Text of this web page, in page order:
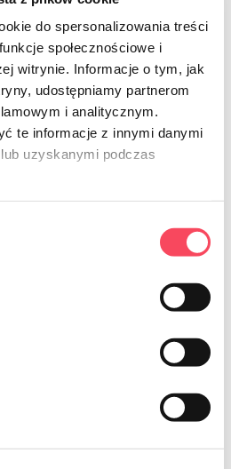
do spersonalizowania treści
społecznościowe i
witrynie. Informacje o tym, jak
udostępniamy partnerom
i analitycznym.
te informacje z innymi danymi
uzyskanymi podczas
proizvodi
vIGO! piknik
letnimi chwilami spędzonymi z